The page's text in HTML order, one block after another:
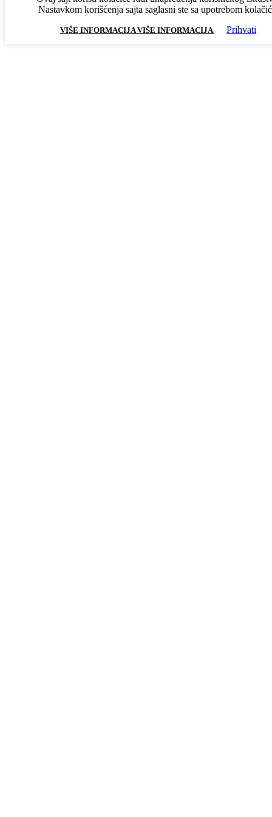
Nastavkom korišćenja sajta saglasni ste sa upotrebom
VIŠE INFORMACIJAVIŠE INFORMACIJA Prihvati